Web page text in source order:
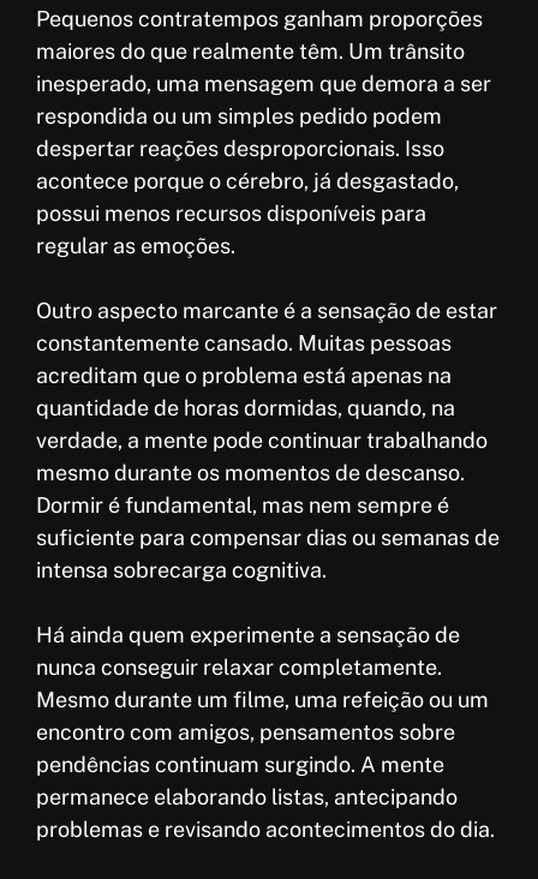
Pequenos contratempos ganham proporções
maiores do que realmente têm. Um trânsito
inesperado, uma mensagem que demora a ser
respondida ou um simples pedido podem
despertar reações desproporcionais. Isso
acontece porque o cérebro, já desgastado,
possui menos recursos disponíveis para
regular as emoções.
Outro aspecto marcante é a sensação de estar
constantemente cansado. Muitas pessoas
acreditam que o problema está apenas na
quantidade de horas dormidas, quando, na
verdade, a mente pode continuar trabalhando
mesmo durante os momentos de descanso.
Dormir é fundamental, mas nem sempre é
suficiente para compensar dias ou semanas de
intensa sobrecarga cognitiva.
Há ainda quem experimente a sensação de
nunca conseguir relaxar completamente.
Mesmo durante um filme, uma refeição ou um
encontro com amigos, pensamentos sobre
pendências continuam surgindo. A mente
permanece elaborando listas, antecipando
problemas e revisando acontecimentos do dia.